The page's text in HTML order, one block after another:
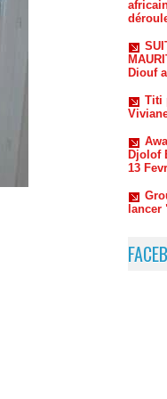
Diouf
Titi
Djolof
13
lancer